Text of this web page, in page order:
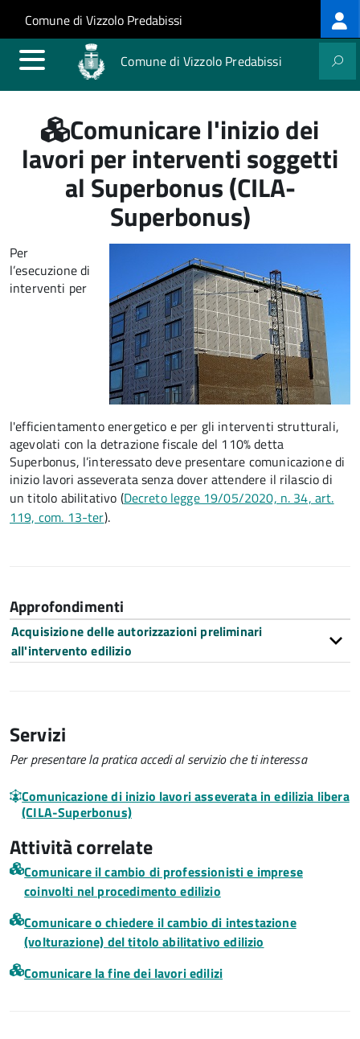
Salta al contenuto principale
Skip to site navigation
Comune di Vizzolo Predabissi
Comune di Vizzolo Predabissi
Comunicare l'inizio dei
lavori per interventi soggetti
al Superbonus (CILA-
Superbonus)
Per
l’esecuzione di
interventi per
l'efficientamento energetico e per gli interventi strutturali,
agevolati con la detrazione fiscale del 110% detta
Superbonus, l’interessato deve presentare comunicazione di
inizio lavori asseverata senza dover attendere il rilascio di
un titolo abilitativo (Decreto legge 19/05/2020, n. 34, art.
119, com. 13-ter).
Approfondimenti
Acquisizione delle autorizzazioni preliminari
all'intervento edilizio
Servizi
Per presentare la pratica accedi al servizio che ti interessa
Comunicazione di inizio lavori asseverata in edilizia libera
(CILA-Superbonus)
Attività correlate
Comunicare il cambio di professionisti e imprese
coinvolti nel procedimento edilizio
Comunicare o chiedere il cambio di intestazione
(volturazione) del titolo abilitativo edilizio
Comunicare la fine dei lavori edilizi